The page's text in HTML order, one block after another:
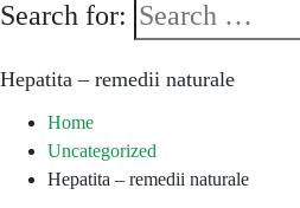
Search for:
Hepatita – remedii naturale
Home
Uncategorized
Hepatita – remedii naturale